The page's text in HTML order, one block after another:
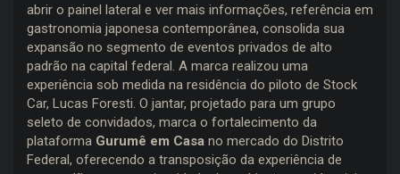
abrir o painel lateral e ver mais informações, referência em
gastronomia japonesa contemporânea, consolida sua
expansão no segmento de eventos privados de alto
padrão na capital federal. A marca realizou uma
experiência sob medida na residência do piloto de Stock
Car, Lucas Foresti. O jantar, projetado para um grupo
seleto de convidados, marca o fortalecimento da
plataforma Gurumê em Casa no mercado do Distrito
Federal, oferecendo a transposição da experiência de